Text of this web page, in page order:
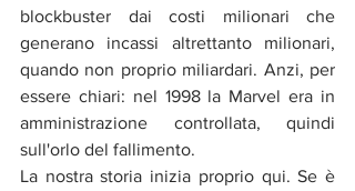
blockbuster dai costi milionari che
generano incassi altrettanto milionari,
quando non proprio miliardari. Anzi, per
essere chiari: nel 1998 la Marvel era in
amministrazione controllata, quindi
sull'orlo del fallimento.
La nostra storia inizia proprio qui. Se è